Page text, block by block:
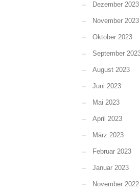
Dezember 2023
November 2023
Oktober 2023
September
August 2023
Juni 2023
Mai 2023
April 2023
März 2023
Februar 2023
Januar 2023
November 2022